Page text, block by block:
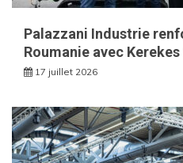
Palazzani Industrie
Roumanie avec Kerekes
17 juillet 2026